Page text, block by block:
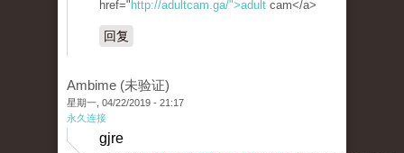
href=" http://adultcam.ga/">adult cam</a>
回复
Ambime (未验证)
星期一, 04/22/2019 - 21:17
永久连接
gjre